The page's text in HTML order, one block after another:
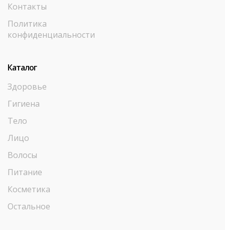
Контакты
Политика
конфиденциальности
Каталог
Здоровье
Гигиена
Тело
Лицо
Волосы
Питание
Косметика
Остальное